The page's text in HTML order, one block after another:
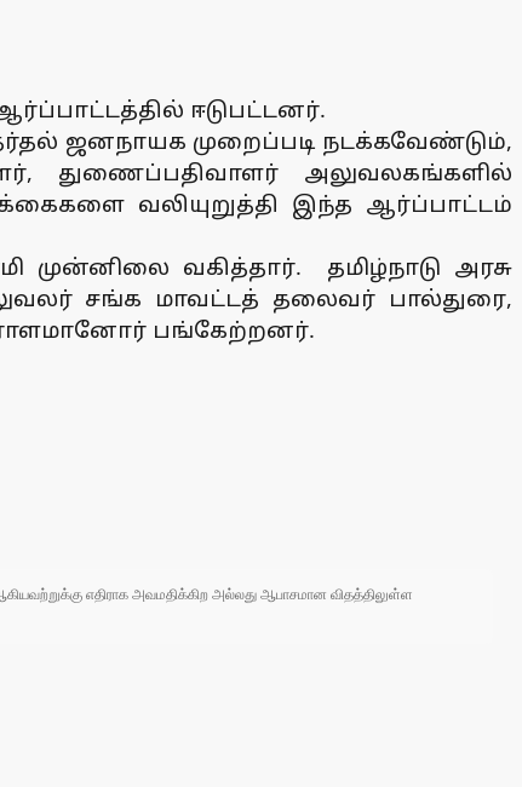
ஈடுபட்டனர்.
ஜனநாயக முறைப்படி நடக்கவேண்டும்,
துணைப்பதிவாளர் அலுவலகங்களில்
வலியுறுத்தி இந்த ஆர்ப்பாட்டம்
வகித்தார். தமிழ்நாடு அரசு
சங்க மாவட்டத் தலைவர் பால்துரை,
பங்கேற்றனர்.
எதிராக அவமதிக்கிற அல்லது ஆபாசமான விதத்திலுள்ள